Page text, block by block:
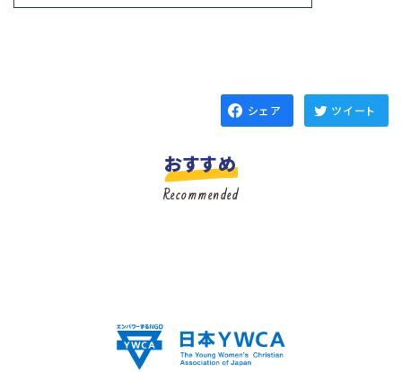
シェア ツイート
おすすめ
Recommended